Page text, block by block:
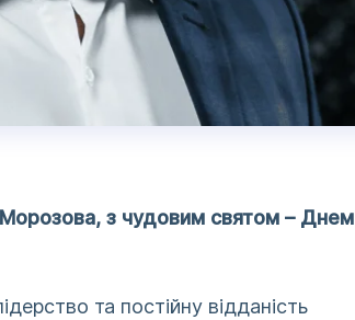
з чудовим святом – Днем
та постійну відданість